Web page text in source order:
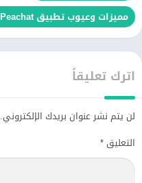
مميزات وعيوب تطبيق Peachat - دردشة فيديو حية أحدث إصدار
اترك تعليقاً
لن يتم نشر عنوان بريدك الإلكتروني.
التعليق *